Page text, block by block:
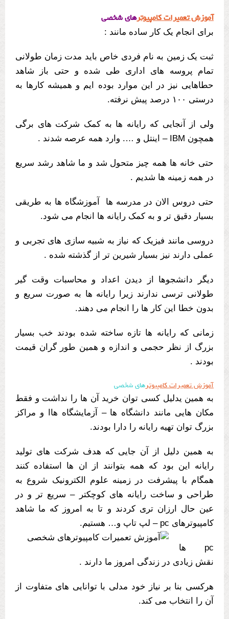
آموزش تعمیرات کامپیوترهای شخصی
برای انجام یک کار ساده مانند :
ثبت یک زمین به نام فردی خاص باید مدت زمان طولانی
تمام پروسه های اداری طی شده و حتی باز شاهد
حطاهایی نیز در این موارد بوده ایم و همیشه کارها به
درستی ۱۰۰ درصد پیش نرفته.
ولی از آنجایی که رایانه ها به کمک شرکت های برگی
همچون IBM – اینتل و …. وارد همه عرصه شدند .
حتی خانه ها همه چیز متحول شد و ما شاهد رشد سریع
در همه زمینه ها شدیم .
حتی دروس الان در مدرسه ها آموزشگاه ها به طریقی
بسیار دقیق تر و به کمک رایانه ها انجام می شود.
دروسی مانند فیزیک که نیاز به شبیه سازی های تجربی و
عملی دارند نیز بسیار شیرین تر از گذشته شده .
دیگر دانشجوها از دیدن اعداد و محاسبات وقت گیر
طولانی ترسی ندارند زیرا رایانه ها به صورت سریع و
بدون خطا این کار ها را انجام می دهند.
زمانی که رایانه ها تازه ساخته شده بودند خب بسیار
بزرگ از نظر حجمی و اندازه و همین طور گران قیمت
بودند .
آموزش تعمیرات کامپیوتر های شخصی
به همین یدلیل کسی توان خرید آن ها را نداشت و فقط
مکان هایی مانند دانشگاه ها – آزمایشگاه هاا و مراکز
بزرگ توان تهیه رایانه را دارا بودند.
به همین دلیل از آن جایی که هدف شرکت های تولید
رایانه این بود که همه بتوانند از ان ها استفاده کنند
همگام با پیشرفت در زمینه علوم الکترونیک شروع به
طراحی و ساخت رایانه های کوچکتر – سریع تر و در
عین حال ارزان تری کردند و تا به امروز که ما شاهد
کامپیوترهای pc – لپ تاپ و… هستیم.
pc ها
نقش زیادی در زندگی امروز ما دارند .
هرکسی بنا بر نیاز خود مدلی با توانایی های متفاوت از
آن را انتخاب می کند.